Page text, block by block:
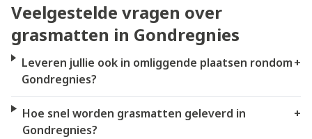
Veelgestelde vragen over
grasmatten in Gondregnies
Leveren jullie ook in omliggende plaatsen rondom
Gondregnies?
+
Hoe snel worden grasmatten geleverd in
Gondregnies?
+